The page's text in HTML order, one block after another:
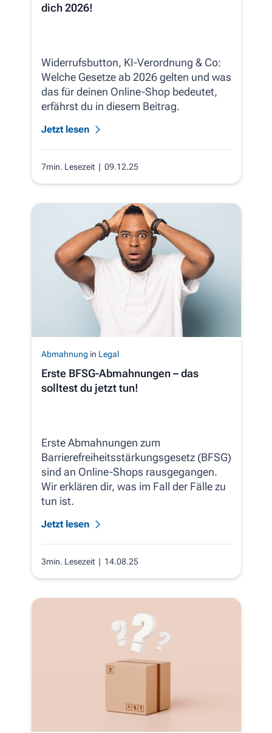
dich 2026!
Widerrufsbutton, KI-Verordnung & Co:
Welche Gesetze ab 2026 gelten und was
das für deinen Online-Shop bedeutet,
erfährst du in diesem Beitrag.
Jetzt lesen
7min. Lesezeit | 09.12.25
Abmahnung in Legal
Erste BFSG-Abmahnungen – das
solltest du jetzt tun!
Erste Abmahnungen zum
Barrierefreiheitsstärkungsgesetz (BFSG)
sind an Online-Shops rausgegangen.
Wir erklären dir, was im Fall der Fälle zu
tun ist.
Jetzt lesen
3min. Lesezeit | 14.08.25